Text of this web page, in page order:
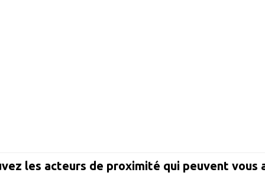
les acteurs de proximité qui peuvent vous